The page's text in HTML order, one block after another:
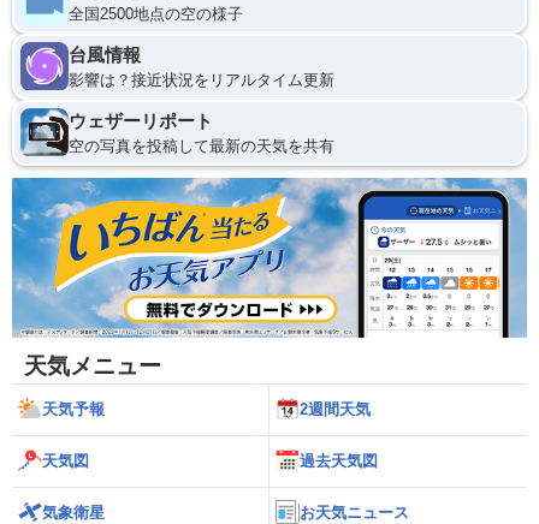
全国2500地点の空の様子
台風情報
影響は？接近状況をリアルタイム更新
ウェザーリポート
空の写真を投稿して最新の天気を共有
天気メニュー
天気予報 2週間天気
天気図 過去天気図
気象衛星 お天気ニュース